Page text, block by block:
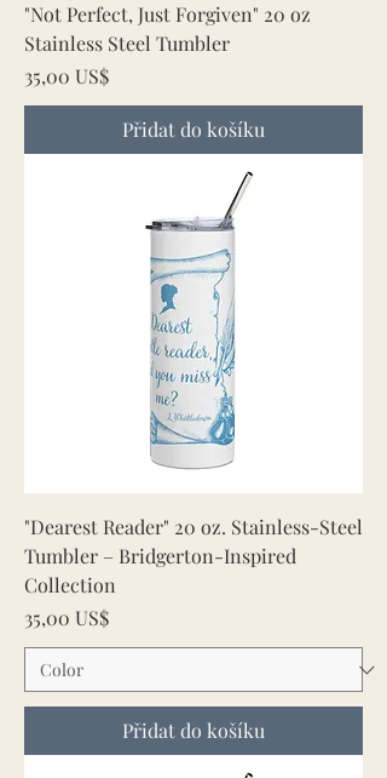
"Not Perfect, Just Forgiven" 20 oz
Stainless Steel Tumbler
Cena
35,00 US$
Přidat do košíku
"Dearest Reader" 20 oz. Stainless-Steel
Tumbler – Bridgerton-Inspired
Collection
Cena
35,00 US$
Přidat do košíku